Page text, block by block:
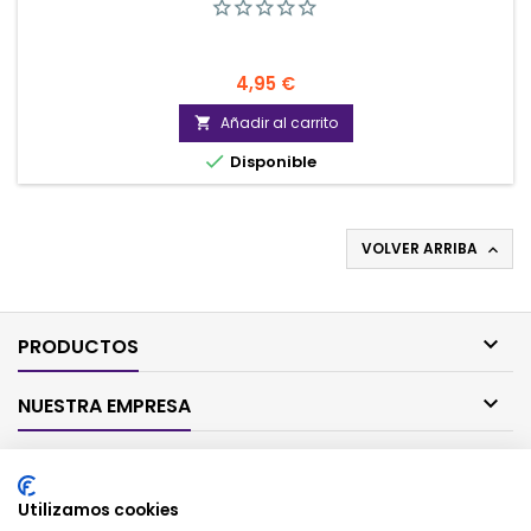
Precio
4,95 €
 Añadir al carrito
 Disponible
VOLVER ARRIBA 
PRODUCTOS 
NUESTRA EMPRESA 
CONTACTO
Utilizamos cookies